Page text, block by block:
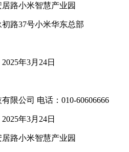
路小米智慧产业园
路37号小米华东总部
年3月24日
限公司 电话：010-60606666
年3月24日
路小米智慧产业园